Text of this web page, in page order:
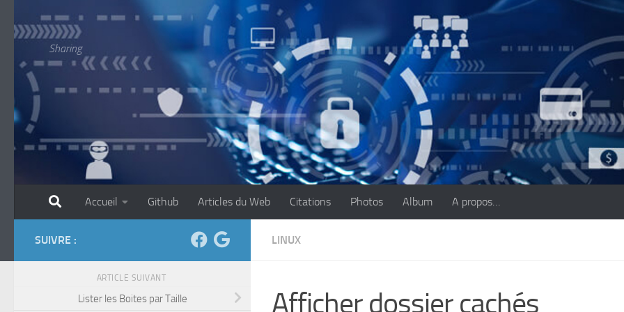
Skip to content
Sharing
Accueil Github Articles du Web Citations Photos Album A propos…
LINUX
Afficher dossier cachés
SUIVRE :
ARTICLE SUIVANT
Lister les Boites par Taille